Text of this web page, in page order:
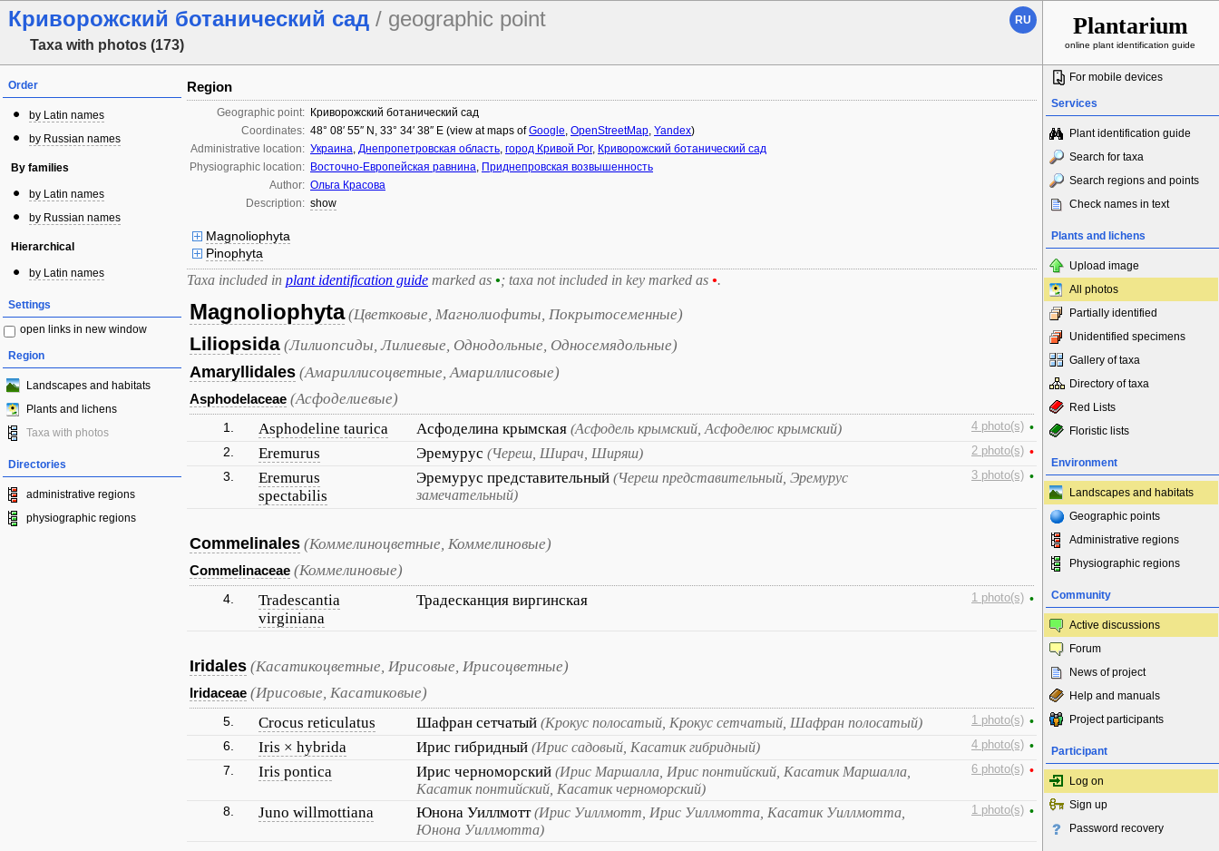
Криворожский ботанический сад / geographic point
Taxa with photos (173)
RU Plantarium
online plant identification guide
Order
by Latin names
by Russian names
By families
by Latin names
by Russian names
Hierarchical
by Latin names
Settings
open links in new window
Region
Landscapes and habitats
Plants and lichens
Taxa with photos
Directories
administrative regions
physiographic regions
Region
Geographic point: Криворожский ботанический сад
Coordinates: 48° 08′ 55″ N, 33° 34′ 38″ E (view at maps ofGoogle, OpenStreetMap, Yandex)
Administrative location: Украина, Днепропетровская область, город Кривой Рог, Криворожский ботанический сад
Physiographic location: Восточно-Европейская равнина, Приднепровская возвышенность
Author: Ольга Красова
Description: show
Magnoliophyta
Pinophyta
Taxa included in plant identification guide marked as •; taxa not included in key marked as •.
Magnoliophyta (Цветковые, Магнолиофиты, Покрытосеменные)
Liliopsida (Лилиопсиды, Лилиевые, Однодольные, Односемядольные)
Amaryllidales (Амариллисоцветные, Амариллисовые)
Asphodelaceae (Асфоделиевые)
1. Asphodeline taurica Асфоделина крымская (Асфодель крымский, Асфоделюс крымский) 4 photo(s) •
2.
Eremurus Эремурус (Череш, Ширач, Ширяш) 2 photo(s) •
3.
Eremurus
spectabilis
Эремурус представительный (Череш представительный, Эремурус
замечательный)
3 photo(s) •
Commelinales (Коммелиноцветные, Коммелиновые)
Commelinaceae (Коммелиновые)
4.
Tradescantia
virginiana
Традесканция виргинская 1 photo(s) •
Iridales (Касатикоцветные, Ирисовые, Ирисоцветные)
Iridaceae (Ирисовые, Касатиковые)
5. Crocus reticulatus Шафран сетчатый (Крокус полосатый, Крокус сетчатый, Шафран полосатый) 1 photo(s) •
6.
Iris × hybrida Ирис гибридный (Ирис садовый, Касатик гибридный) 4 photo(s) •
7.
Iris pontica Ирис черноморский (Ирис Маршалла, Ирис понтийский, Касатик Маршалла,
Касатик понтийский, Касатик черноморский)
6 photo(s) •
8. Juno willmottiana Юнона Уиллмотт(Ирис Уиллмотт, Ирис Уиллмотта, Касатик Уиллмотта,
Юнона Уиллмотта)
1 photo(s) •
For mobile devices
Services
Plant identification guide
Search for taxa
Search regions and points
Check names in text
Plants and lichens
Upload image
All photos
Partially identified
Unidentified specimens
Gallery of taxa
Directory of taxa
Red Lists
Floristic lists
Environment
Landscapes and habitats
Geographic points
Administrative regions
Physiographic regions
Community
Active discussions
Forum
News of project
Help and manuals
Project participants
Participant
Log on
Sign up
Password recovery